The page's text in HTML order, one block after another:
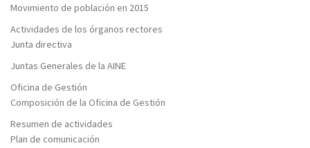
Movimiento de población en 2015
Actividades de los órganos rectores
Junta directiva
Juntas Generales de la AINE
Oficina de Gestión
Composición de la Oficina de Gestión
Resumen de actividades
Plan de comunicación